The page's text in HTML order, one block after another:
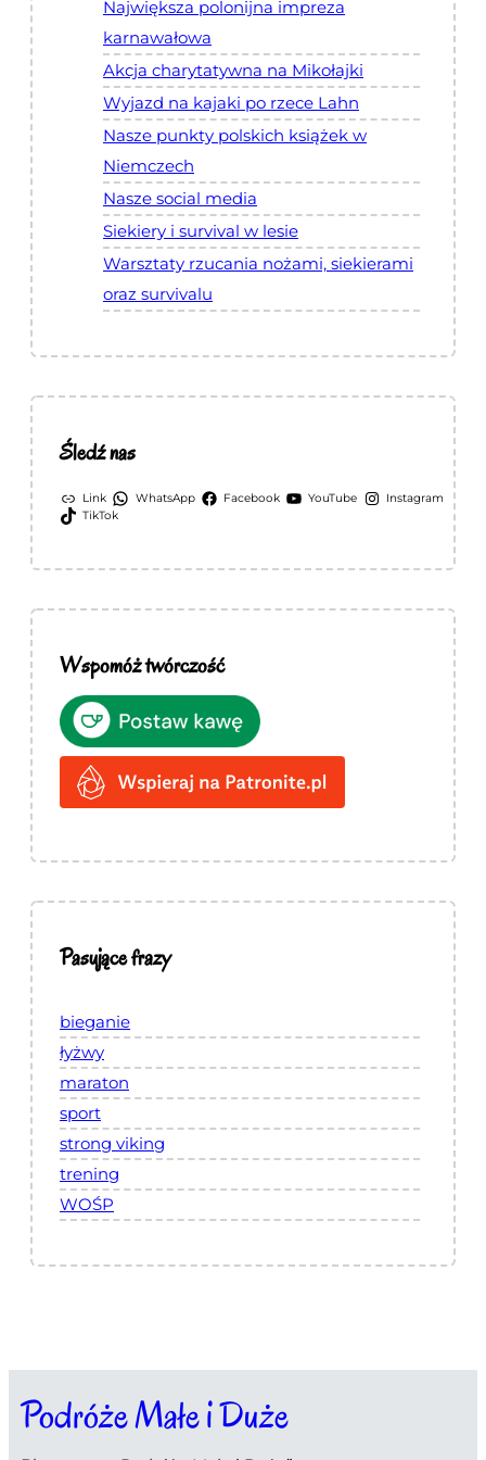
Największa polonijna impreza
karnawałowa
Akcja charytatywna na Mikołajki
Wyjazd na kajaki po rzece Lahn
Nasze punkty polskich książek w
Niemczech
Nasze social media
Siekiery i survival w lesie
Warsztaty rzucania nożami, siekierami
oraz survivalu
Śledź nas
Link WhatsApp Facebook YouTube
Instagram
TikTok
Wspomóż twórczość
Pasujące frazy
bieganie
łyżwy
maraton
sport
strong viking
trening
WOŚP
Podróże Małe i Duże